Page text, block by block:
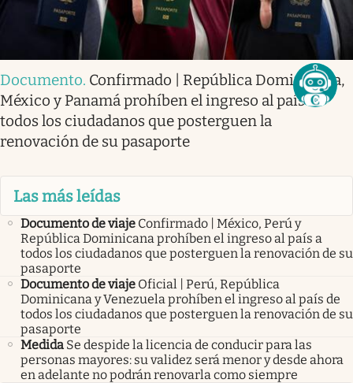
Documento. Confirmado | República Dominicana,
México y Panamá prohíben el ingreso al país a
todos los ciudadanos que posterguen la
renovación de su pasaporte
Las más leídas
Documento de viaje Confirmado | México, Perú y
República Dominicana prohíben el ingreso al país a
todos los ciudadanos que posterguen la renovación de su
pasaporte
Documento de viaje Oficial | Perú, República
Dominicana y Venezuela prohíben el ingreso al país de
todos los ciudadanos que posterguen la renovación de su
pasaporte
Medida Se despide la licencia de conducir para las
personas mayores: su validez será menor y desde ahora
en adelante no podrán renovarla como siempre